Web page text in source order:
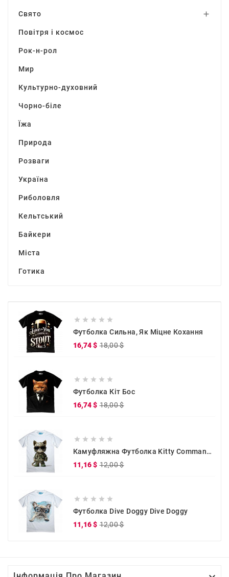
Свято 
Повітря і космос
Рок-н-рол
Мир
Культурно-духовний
Чорно-біле
Їжа
Природа
Розваги
Україна
Риболовля
Кельтський
Байкери
Міста
Готика
    
Футболка Сильна, Як Міцне Кохання
16,74 $ 18,00 $
    
Футболка Кіт Бос
16,74 $ 18,00 $
    
Камуфляжна Футболка Kitty Commander
11,16 $ 12,00 $
    
Футболка Dive Doggy Dive Doggy
11,16 $ 12,00 $